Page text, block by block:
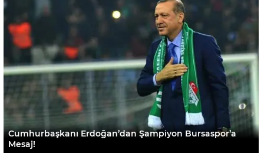
Cumhurbaşkanı Erdoğan’dan Şampiyon Bursaspor’a
Mesaj!